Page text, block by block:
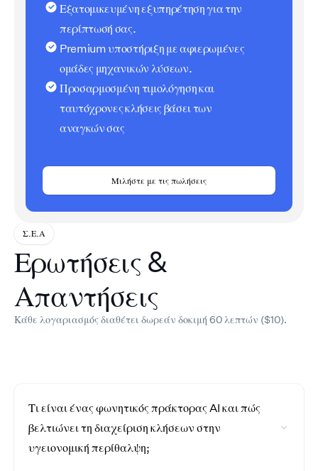
Εξατομικευμένη εξυπηρέτηση για την
περίπτωσή σας.
Premium υποστήριξη με αφιερωμένες
ομάδες μηχανικών λύσεων.
Προσαρμοσμένη τιμολόγηση και
ταυτόχρονες κλήσεις βάσει των
αναγκών σας
Μιλήστε με τις πωλήσεις
Σ.Ε.Α
Ερωτήσεις &
Απαντήσεις
Κάθε λογαριασμός διαθέτει δωρεάν δοκιμή 60 λεπτών ($10).
Τι είναι ένας φωνητικός πράκτορας AI και πώς
βελτιώνει τη διαχείριση κλήσεων στην
υγειονομική περίθαλψη;